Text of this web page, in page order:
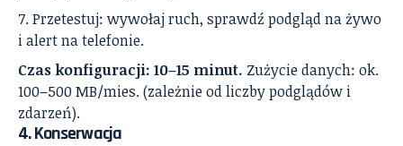
Przetestuj: wywołaj ruch, sprawdź podgląd na żywo
i alert na telefonie.
Czas konfiguracji: 10–15 minut. Zużycie danych: ok.
100–500 MB/mies. (zależnie od liczby podglądów i
zdarzeń).
4.Konserwacja